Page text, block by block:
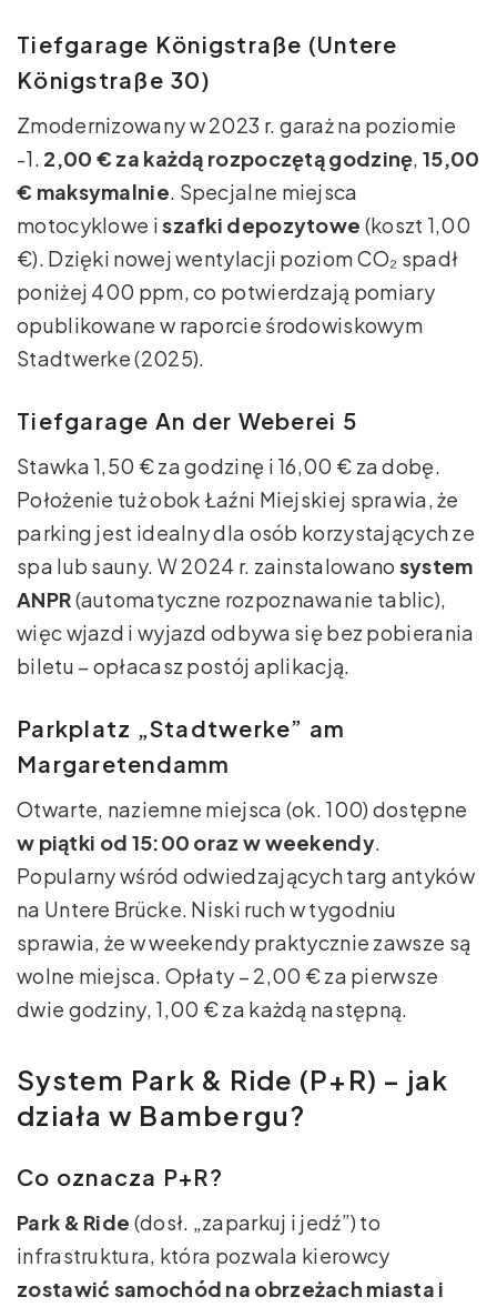
Tiefgarage Königstraße (Untere
Königstraße 30)
Zmodernizowany w 2023 r. garaż na poziomie
-1. 2,00 € za każdą rozpoczętą godzinę,15,00
€ maksymalnie. Specjalne miejsca
motocyklowe iszafki depozytowe (koszt 1,00
€). Dzięki nowej wentylacji poziom CO₂ spadł
poniżej 400 ppm, co potwierdzają pomiary
opublikowane w raporcie środowiskowym
Stadtwerke (2025).
Tiefgarage An der Weberei 5
Stawka 1,50 € za godzinę i 16,00 € za dobę.
Położenie tuż obok Łaźni Miejskiej sprawia, że
parking jest idealny dla osób korzystających ze
spa lub sauny. W 2024 r. zainstalowano system
ANPR(automatyczne rozpoznawanie tablic),
więc wjazd i wyjazd odbywa się bez pobierania
biletu – opłacasz postój aplikacją.
Parkplatz „Stadtwerke” am
Margaretendamm
Otwarte, naziemne miejsca (ok. 100) dostępne
w piątki od 15:00 oraz w weekendy.
Popularny wśród odwiedzających targ antyków
na Untere Brücke. Niski ruch w tygodniu
sprawia, że w weekendy praktycznie zawsze są
wolne miejsca. Opłaty – 2,00 € za pierwsze
dwie godziny, 1,00 € za każdą następną.
System Park & Ride (P+R) – jak
działa w Bambergu?
Co oznacza P+R?
Park & Ride (dosł. „zaparkuj i jedź”) to
infrastruktura, która pozwala kierowcy
zostawić samochód na obrzeżach miasta i